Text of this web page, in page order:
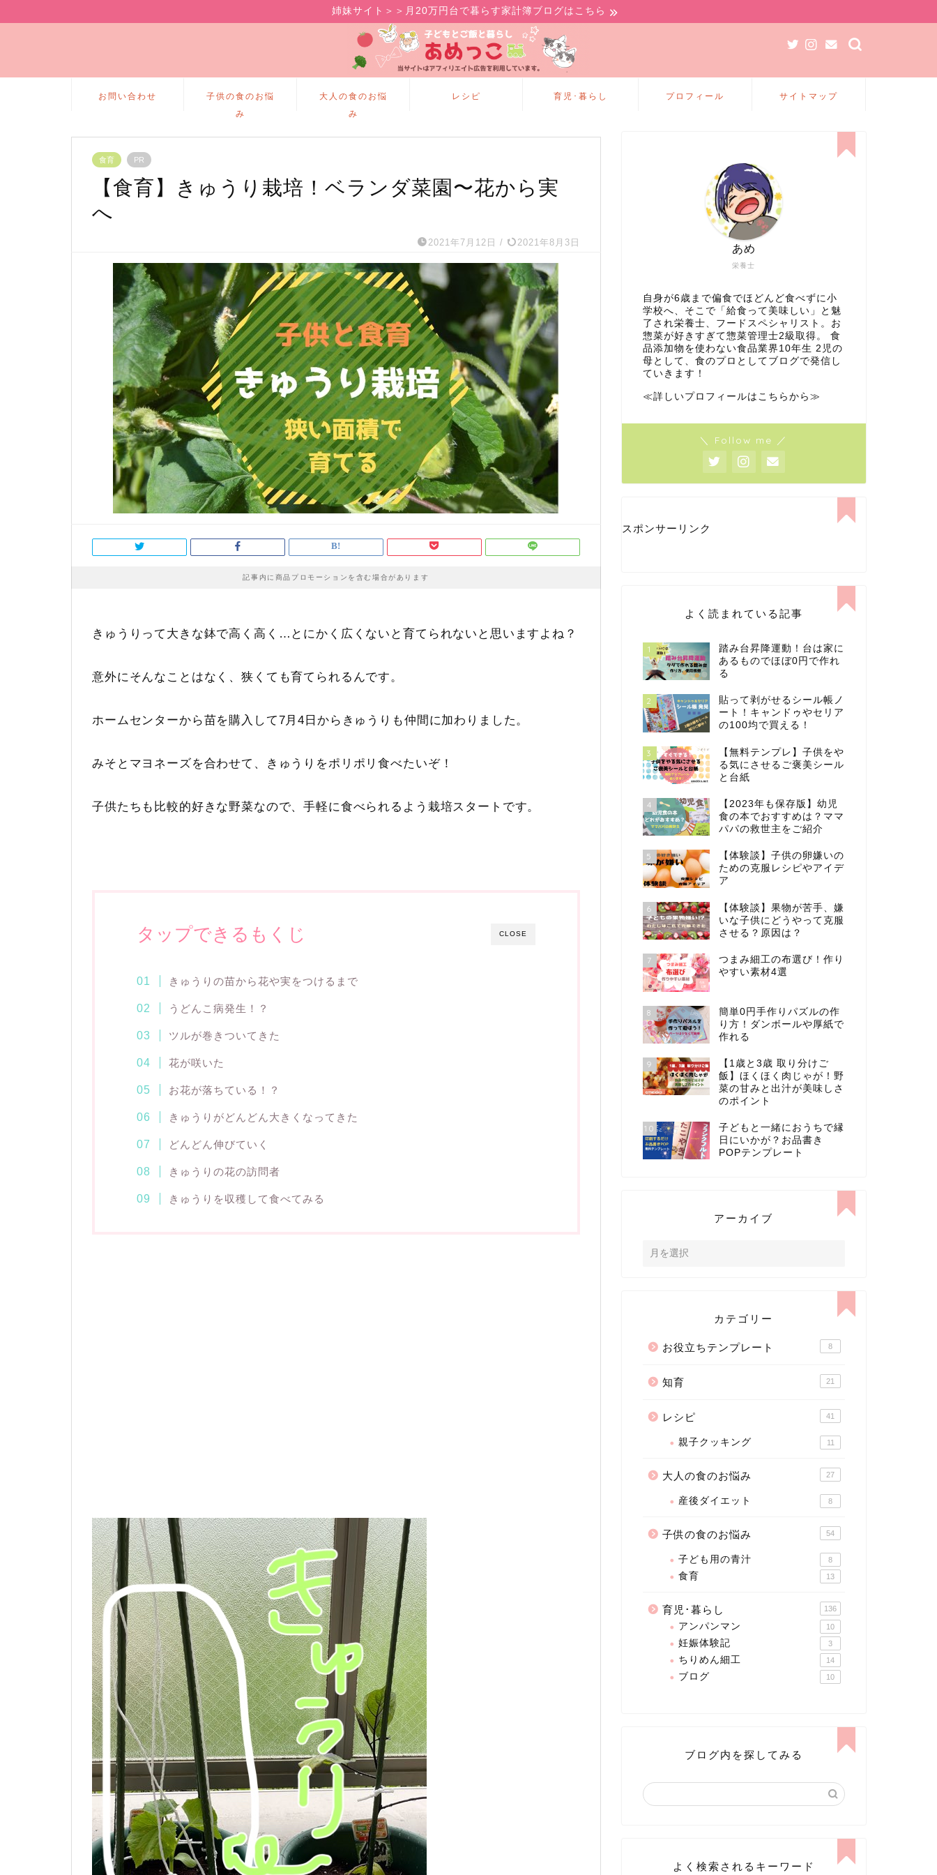
姉妹サイト＞＞月20万円台で暮らす家計簿ブログはこちら
お問い合わせ
子供の食のお悩
み
大人の食のお悩
み
レシピ 育児･暮らし プロフィール サイトマップ
食育 PR
【食育】きゅうり栽培！ベランダ菜園〜花から実
へ
2021年7月12日 / 2021年8月3日
記事内に商品プロモーションを含む場合があります
きゅうりって大きな鉢で高く高く…とにかく広くないと育てられないと思いますよね？
意外にそんなことはなく、狭くても育てられるんです。
ホームセンターから苗を購入して7月4日からきゅうりも仲間に加わりました。
みそとマヨネーズを合わせて、きゅうりをポリポリ食べたいぞ！
子供たちも比較的好きな野菜なので、手軽に食べられるよう栽培スタートです。
CLOSE
タップできるもくじ
きゅうりの苗から花や実をつけるまで
うどんこ病発生！？
ツルが巻きついてきた
花が咲いた
お花が落ちている！？
きゅうりがどんどん大きくなってきた
どんどん伸びていく
きゅうりの花の訪問者
きゅうりを収穫して食べてみる
栄養士
あめ
自身が6歳まで偏食でほどんど食べずに小
学校へ、そこで「給食って美味しい」と魅
了され栄養士、フードスペシャリスト。お
惣菜が好きすぎて惣菜管理士2級取得。 食
品添加物を使わない食品業界10年生 2児の
母として、食のプロとしてブログで発信し
ていきます！
≪詳しいプロフィールはこちらから≫
＼ Follow me ／
スポンサーリンク
よく読まれている記事
1
踏み台昇降運動！台は家に
あるものでほぼ0円で作れ
る
2
貼って剥がせるシール帳ノ
ート！キャンドゥやセリア
の100均で買える！
3
【無料テンプレ】子供をや
る気にさせるご褒美シール
と台紙
4
【2023年も保存版】幼児
食の本でおすすめは？ママ
パパの救世主をご紹介
5
【体験談】子供の卵嫌いの
ための克服レシピやアイデ
ア
6
【体験談】果物が苦手、嫌
いな子供にどうやって克服
させる？原因は？
7
つまみ細工の布選び！作り
やすい素材4選
8
簡単0円手作りパズルの作
り方！ダンボールや厚紙で
作れる
9
【1歳と3歳 取り分けご
飯】ほくほく肉じゃが！野
菜の甘みと出汁が美味しさ
のポイント
10
子どもと一緒におうちで縁
日にいかが？お品書き
POPテンプレート
アーカイブ
カテゴリー
お役立ちテンプレート 8
知育 21
レシピ 41
親子クッキング 11
大人の食のお悩み 27
産後ダイエット 8
子供の食のお悩み 54
子ども用の青汁 8
食育 13
育児･暮らし 136
アンパンマン 10
妊娠体験記 3
ちりめん細工 14
ブログ 10
ブログ内を探してみる
よく検索されるキーワード